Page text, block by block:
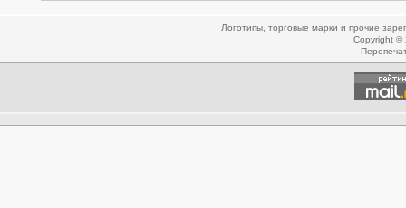
Логотипы, торговые марки и прочие
Copyright ©